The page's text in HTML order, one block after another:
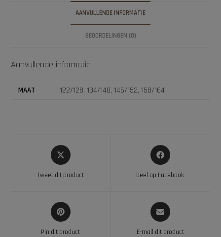
AANVULLENDE INFORMATIE
BEOORDELINGEN (0)
Aanvullende informatie
MAAT 122/128, 134/140, 146/152, 158/164
Tweet dit product Deel op Facebook
Pin dit product E-mail dit product